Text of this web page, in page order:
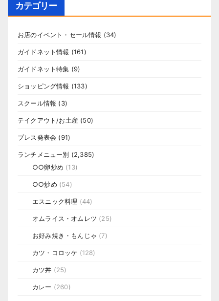
カテゴリー
お店のイベント・セール情報 (34)
ガイドネット情報 (161)
ガイドネット特集 (9)
ショッピング情報 (133)
スクール情報 (3)
テイクアウト/お土産 (50)
プレス発表会 (91)
ランチメニュー別 (2,385)
○○卵炒め (13)
○○炒め (54)
エスニック料理 (44)
オムライス・オムレツ (25)
お好み焼き・もんじゃ (7)
カツ・コロッケ (128)
カツ丼 (25)
カレー (260)